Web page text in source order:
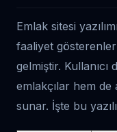
Emlak sitesi
faaliyet
gelmiştir.
emlakçılar hem de
sunar. İşte bu